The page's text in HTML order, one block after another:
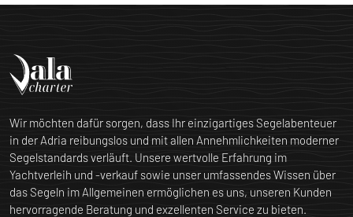
Wir möchten dafür sorgen, dass Ihr einzigartiges Segelabenteuer
in der Adria reibungslos und mit allen Annehmlichkeiten moderner
Segelstandards verläuft. Unsere wertvolle Erfahrung im
Yachtverleih und -verkauf sowie unser umfassendes Wissen über
das Segeln im Allgemeinen ermöglichen es uns, unseren Kunden
hervorragende Beratung und exzellenten Service zu bieten.